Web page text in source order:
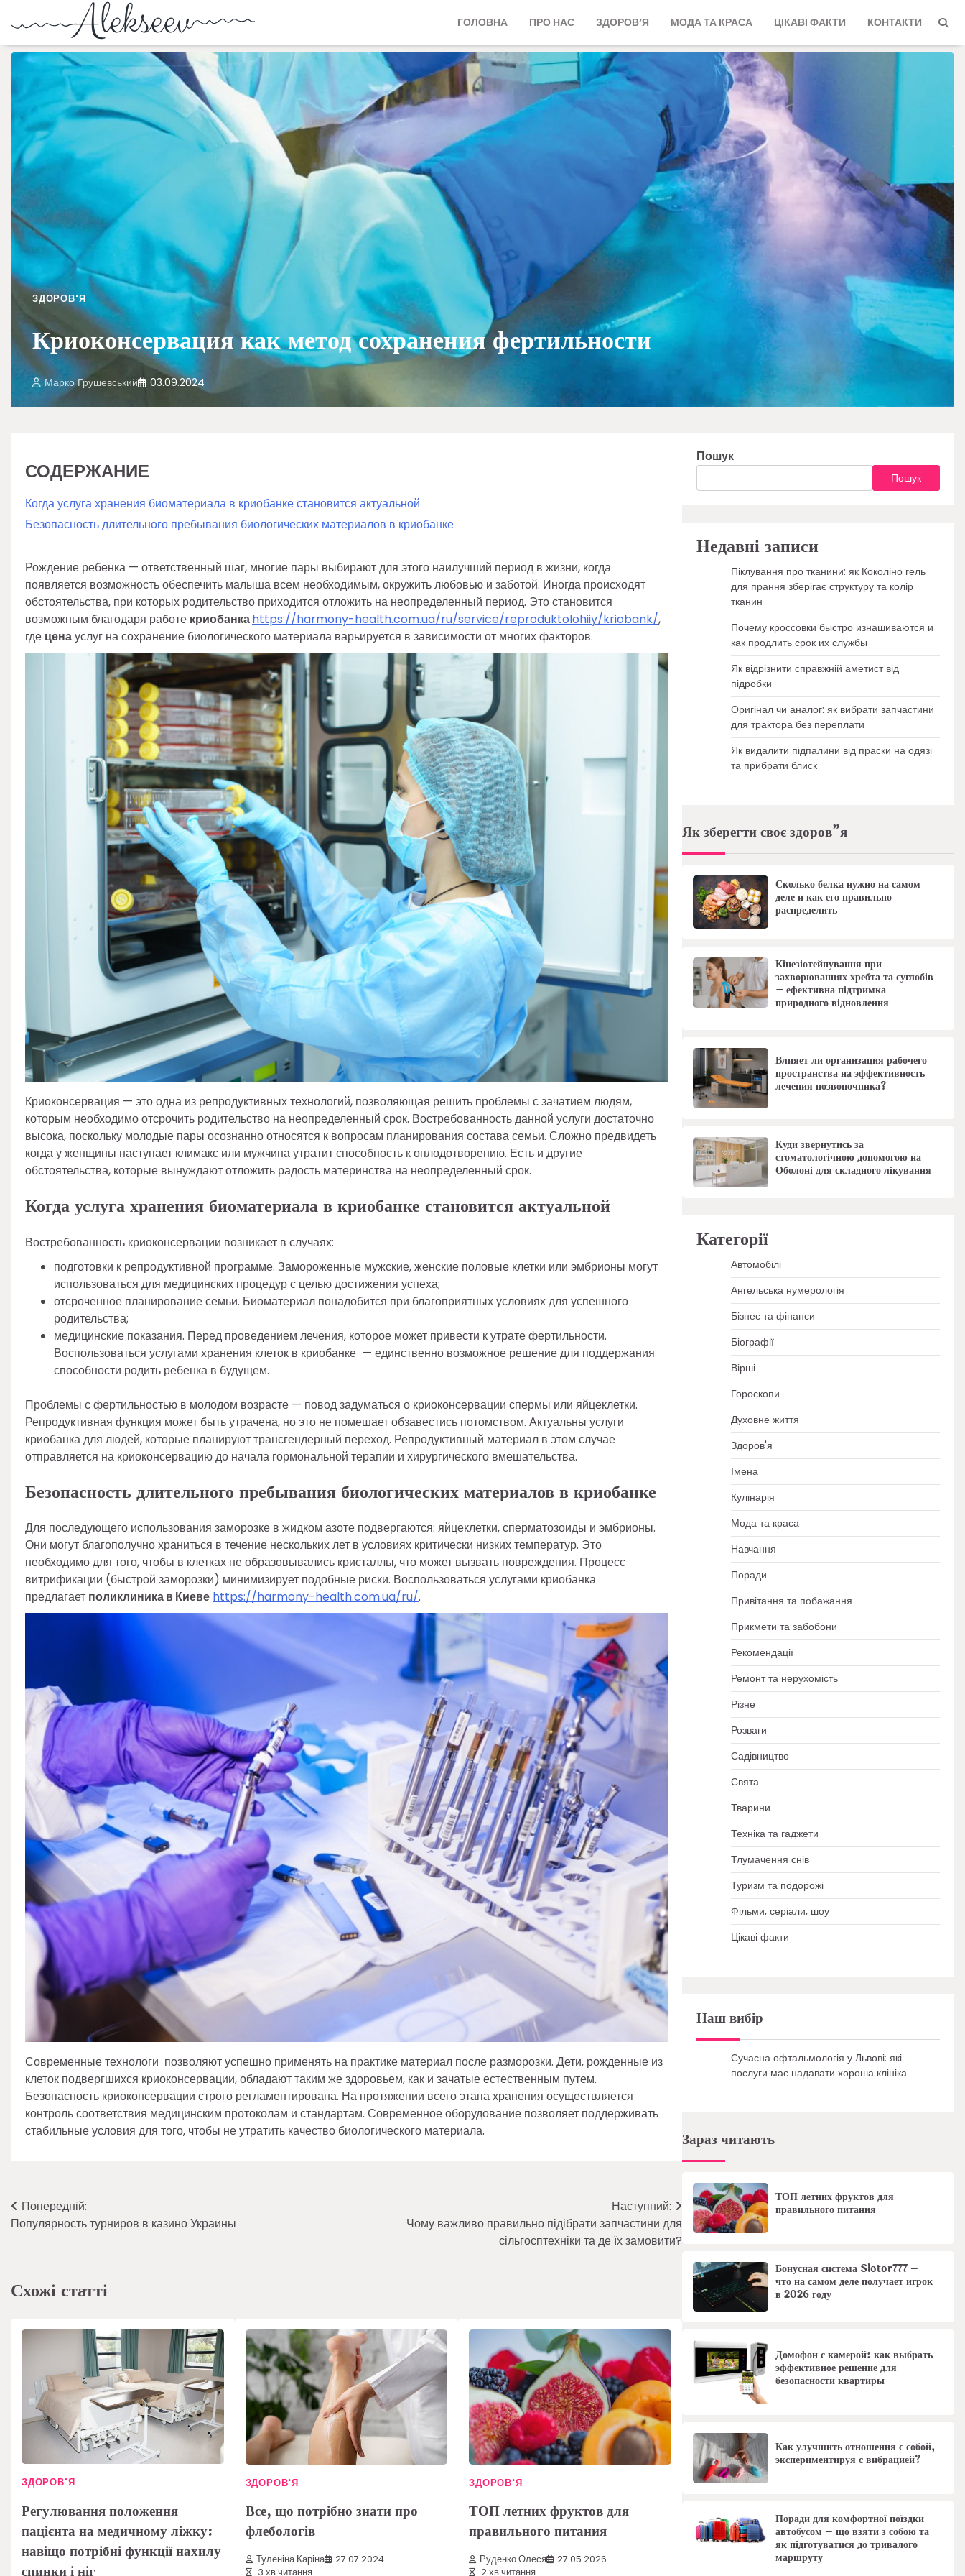
ГОЛОВНА ПРО НАС ЗДОРОВ’Я МОДА ТА КРАСА ЦІКАВІ ФАКТИ КОНТАКТИ
ЗДОРОВ'Я
Криоконсервация как метод сохранения фертильности
Марко Грушевський 03.09.2024
СОДЕРЖАНИЕ
Когда услуга хранения биоматериала в криобанке становится актуальной
Безопасность длительного пребывания биологических материалов в криобанке
Рождение ребенка — ответственный шаг, многие пары выбирают для этого наилучший период в жизни, когда
появляется возможность обеспечить малыша всем необходимым, окружить любовью и заботой. Иногда происходят
обстоятельства, при которых родительство приходится отложить на неопределенный период. Это становится
возможным благодаря работе криобанкаhttps://harmony-health.com.ua/ru/service/reproduktolohiiy/kriobank/,
где ценауслуг на сохранение биологического материала варьируется в зависимости от многих факторов.
Криоконсервация — это одна из репродуктивных технологий, позволяющая решить проблемы с зачатием людям,
которым необходимо отсрочить родительство на неопределенный срок. Востребованность данной услуги достаточно
высока, поскольку молодые пары осознанно относятся к вопросам планирования состава семьи. Сложно предвидеть
когда у женщины наступает климакс или мужчина утратит способность к оплодотворению. Есть и другие
обстоятельства, которые вынуждают отложить радость материнства на неопределенный срок.
Когда услуга хранения биоматериала в криобанке становится актуальной
Востребованность криоконсервации возникает в случаях:
подготовки к репродуктивной программе. Замороженные мужские, женские половые клетки или эмбрионы могут
использоваться для медицинских процедур с целью достижения успеха;
отсроченное планирование семьи. Биоматериал понадобится при благоприятных условиях для успешного
родительства;
медицинские показания. Перед проведением лечения, которое может привести к утрате фертильности.
Воспользоваться услугами хранения клеток в криобанке — единственно возможное решение для поддержания
способности родить ребенка в будущем.
Проблемы с фертильностью в молодом возрасте — повод задуматься о криоконсервации спермы или яйцеклетки.
Репродуктивная функция может быть утрачена, но это не помешает обзавестись потомством. Актуальны услуги
криобанка для людей, которые планируют трансгендерный переход. Репродуктивный материал в этом случае
отправляется на криоконсервацию до начала гормональной терапии и хирургического вмешательства.
Безопасность длительного пребывания биологических материалов в криобанке
Для последующего использования заморозке в жидком азоте подвергаются: яйцеклетки, сперматозоиды и эмбрионы.
Они могут благополучно храниться в течение нескольких лет в условиях критически низких температур. Это
необходимо для того, чтобы в клетках не образовывались кристаллы, что может вызвать повреждения. Процесс
витрификации (быстрой заморозки) минимизирует подобные риски. Воспользоваться услугами криобанка
предлагает поликлиника в Киеве https://harmony-health.com.ua/ru/.
Современные технологи позволяют успешно применять на практике материал после разморозки. Дети, рожденные из
клеток подвергшихся криоконсервации, обладают таким же здоровьем, как и зачатые естественным путем.
Безопасность криоконсервации строго регламентирована. На протяжении всего этапа хранения осуществляется
контроль соответствия медицинским протоколам и стандартам. Современное оборудование позволяет поддерживать
стабильные условия для того, чтобы не утратить качество биологического материала.
Навігація
записів
Попередній:
Популярность турниров в казино Украины
Наступний:
Чому важливо правильно підібрати запчастини для
сільгосптехніки та де їх замовити?
Схожі статті
ЗДОРОВ'Я
Регулювання положення
пацієнта на медичному ліжку:
навіщо потрібні функції нахилу
спинки і ніг
ЗДОРОВ'Я
Все, що потрібно знати про
флебологів
Туленіна Каріна
27.07.2024
3 хв читання
ЗДОРОВ'Я
ТОП летних фруктов для
правильного питания
Руденко Олеся
27.05.2026
2 хв читання
Пошук
Пошук
Недавні записи
Піклування про тканини: як Коколіно гель
для прання зберігає структуру та колір
тканин
Почему кроссовки быстро изнашиваются и
как продлить срок их службы
Як відрізнити справжній аметист від
підробки
Оригінал чи аналог: як вибрати запчастини
для трактора без переплати
Як видалити підпалини від праски на одязі
та прибрати блиск
Як зберегти своє здоров”я
Сколько белка нужно на самом
деле и как его правильно
распределить
Кінезіотейпування при
захворюваннях хребта та суглобів
– ефективна підтримка
природного відновлення
Влияет ли организация рабочего
пространства на эффективность
лечения позвоночника?
Куди звернутись за
стоматологічною допомогою на
Оболоні для складного лікування
Категорії
Автомобілі
Ангельська нумерологія
Бізнес та фінанси
Біографії
Вірші
Гороскопи
Духовне життя
Здоров'я
Імена
Кулінарія
Мода та краса
Навчання
Поради
Привітання та побажання
Прикмети та забобони
Рекомендації
Ремонт та нерухомість
Різне
Розваги
Садівництво
Свята
Тварини
Техніка та гаджети
Тлумачення снів
Туризм та подорожі
Фільми, серіали, шоу
Цікаві факти
Наш вибір
Сучасна офтальмологія у Львові: які
послуги має надавати хороша клініка
Зараз читають
ТОП летних фруктов для
правильного питания
Бонусная система Slotor777 –
что на самом деле получает игрок
в 2026 году
Домофон с камерой: как выбрать
эффективное решение для
безопасности квартиры
Как улучшить отношения с собой,
экспериментируя с вибрацией?
Поради для комфортної поїздки
автобусом – що взяти з собою та
як підготуватися до тривалого
маршруту